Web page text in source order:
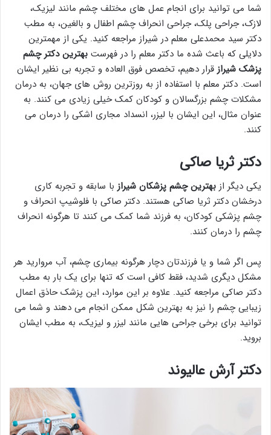
شما می توانید برای انجام عمل های مختلف چشم مانند لیزیک،
لازک، جراحی پلک، جراحی انحراف چشم اطفال و بالغین، به مطب
دکتر سید محمدعلی معلم در شیراز مراجعه کنید. یکی از مهمترین
دلایلی که باعث شده ما دکتر معلم را در فهرست بهترین دکتر چشم
پزشک شیراز قرار دهیم، تخصص فوق العاده و تجربه بی نظیر ایشان
است. دکتر معلم با استفاده از به روزترین روش های جهان، به درمان
مشکلات چشم بزرگسالان و کودکان کمک خیلی زیادی می کنند. به
عنوان مثال، این ایشان با لیزر، انسداد مجاری اشکی را درمان می
کنند.
دکتر ثریا صاکی
یکی دیگر از بهترین چشم پزشکان شیرازبا سابقه و تجربه کاری
درخشان دکتر ثریا صاکی هستند. دکتر صاکی با فلوشیپ انحراف و
چشم پزشکی کودکان، به فرزند شما کمک می کنند تا هرگونه انحراف
چشم را درمان کنند.
پس اگر شما و یا فرزندتان دچار هرگونه بیماری چشم، آب مروارید هر
مشکل دیگری شدید، فقط کافی است که تنها برای یک بار به مطب
دکتر صاکی مراجعه کنید. علاوه بر این موارد، این پزشک حاذق اعمال
زیبایی چشم را نیز به بهترین شکل ممکن انجام می دهند و شما می
توانید برای برخی جراحی هایی مانند لیزر و لیزیک، به مطب ایشان
بروید.
دکتر آرش عالیوند